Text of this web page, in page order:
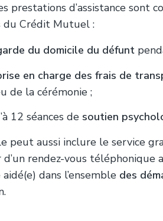
prestations d’assistance sont
du Crédit Mutuel :
du domicile du défunt
en charge des frais de
de la cérémonie ;
12 séances de soutien
peut aussi inclure le service
d’un rendez-vous téléphonique
dans l’ensemble des